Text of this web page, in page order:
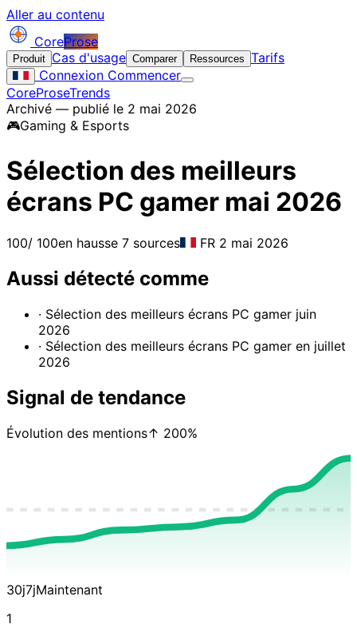
Aller au contenu
CoreProse
Produit Cas d'usage Comparer Ressources Tarifs
Connexion Commencer
CoreProseTrends
Archivé — publié le 2 mai 2026
🎮Gaming & Esports
Sélection des meilleurs
écrans PC gamer mai 2026
100/ 100en hausse 7 sources FR 2 mai 2026
Aussi détecté comme
· Sélection des meilleurs écrans PC gamer juin
2026
· Sélection des meilleurs écrans PC gamer en juillet
2026
Signal de tendance
Évolution des mentions↑ 200%
30j7jMaintenant
1